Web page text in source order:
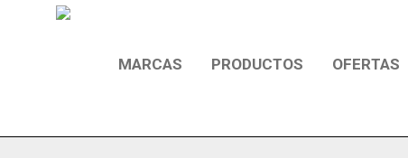
MARCAS PRODUCTOS OFERTAS